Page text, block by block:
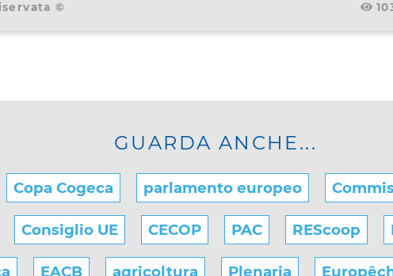
©
GUARDA ANCHE...
Copa Cogeca parlamento europeo
Consiglio UE CECOP PAC REScoop
EACB agricoltura Plenaria